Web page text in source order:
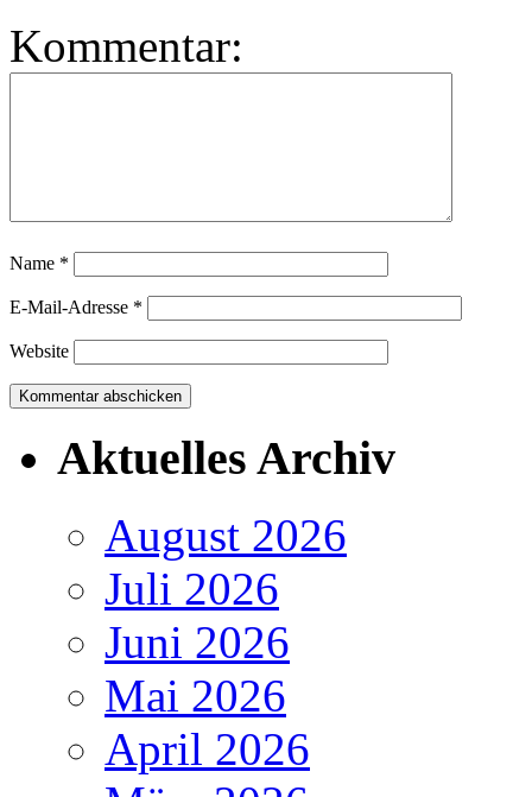
Kommentar:
Name *
E-Mail-Adresse *
Website
Aktuelles Archiv
August 2026
Juli 2026
Juni 2026
Mai 2026
April 2026